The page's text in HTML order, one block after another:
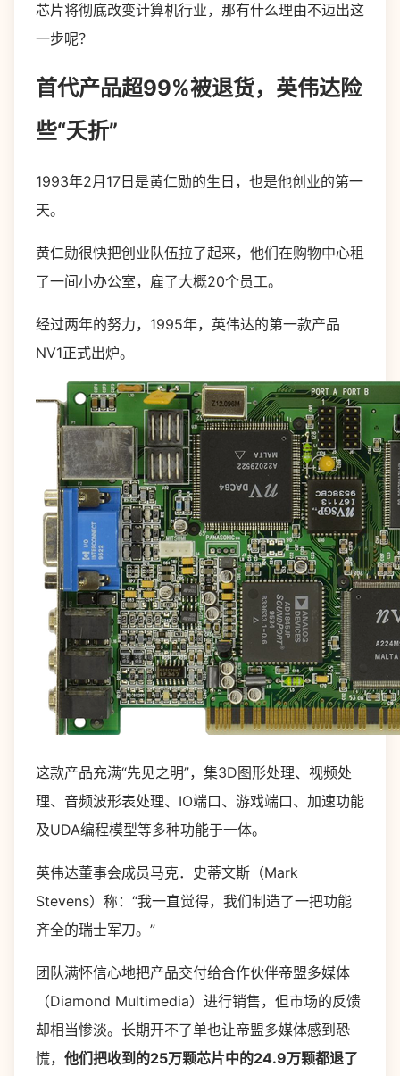
芯片将彻底改变计算机行业，那有什么理由不迈出这
一步呢？
首代产品超99%被退货，英伟达险
些“夭折”
1993年2月17日是黄仁勋的生日，也是他创业的第一
天。
黄仁勋很快把创业队伍拉了起来，他们在购物中心租
了一间小办公室，雇了大概20个员工。
经过两年的努力，1995年，英伟达的第一款产品
NV1正式出炉。
这款产品充满“先见之明”，集3D图形处理、视频处
理、音频波形表处理、IO端口、游戏端口、加速功能
及UDA编程模型等多种功能于一体。
英伟达董事会成员马克．史蒂文斯（Mark
Stevens）称：“我一直觉得，我们制造了一把功能
齐全的瑞士军刀。”
团队满怀信心地把产品交付给合作伙伴帝盟多媒体
（Diamond Multimedia）进行销售，但市场的反馈
却相当惨淡。长期开不了单也让帝盟多媒体感到恐
慌， 他们把收到的25万颗芯片中的24.9万颗都退了